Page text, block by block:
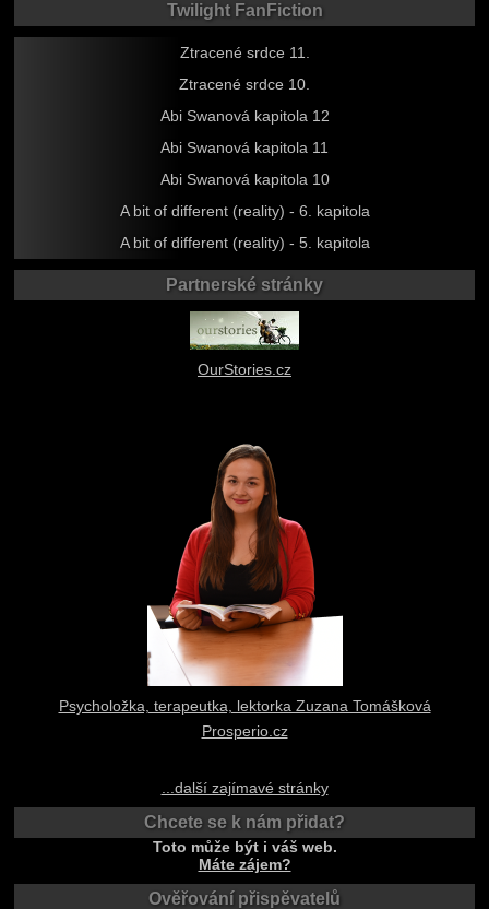
Twilight FanFiction
Ztracené srdce 11.
Ztracené srdce 10.
Abi Swanová kapitola 12
Abi Swanová kapitola 11
Abi Swanová kapitola 10
A bit of different (reality) - 6. kapitola
A bit of different (reality) - 5. kapitola
Partnerské stránky
OurStories.cz
Psycholožka, terapeutka, lektorka Zuzana Tomášková
Prosperio.cz
...další zajímavé stránky
Chcete se k nám přidat?
Toto může být i váš web.
Máte zájem?
Ověřování přispěvatelů